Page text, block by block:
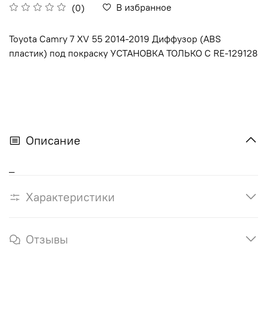
(0) В избранное
Toyota Camry 7 XV 55 2014-2019 Диффузор (ABS
пластик) под покраску УСТАНОВКА ТОЛЬКО С RE-129128
Описание
Характеристики
Отзывы